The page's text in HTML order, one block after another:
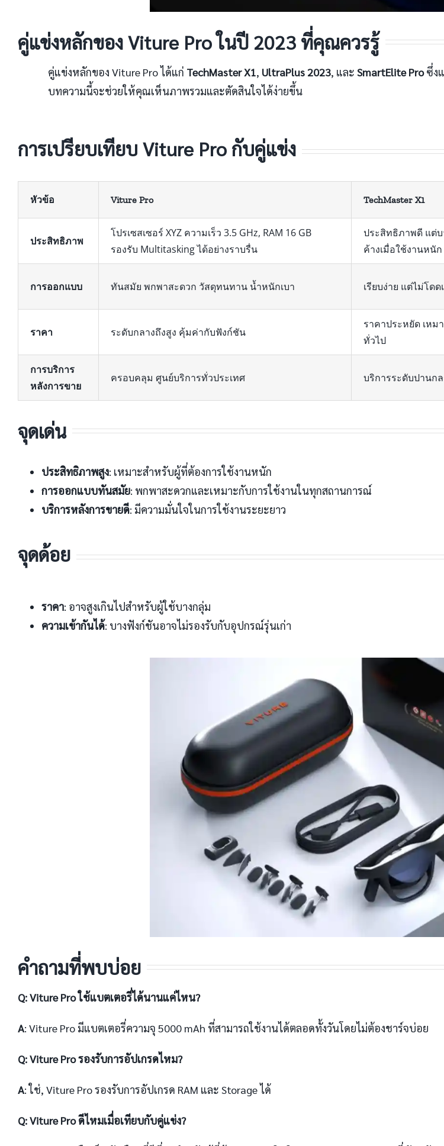
คู่แข่งหลักของ Viture Pro ในปี 2023 ที่คุณควรรู้
คู่แข่งหลักของ Viture Pro ได้แก่ TechMaster X1, UltraPlus 2023, และSmartElite Proซึ่ง
บทความนี้จะช่วยให้คุณเห็นภาพรวมและตัดสินใจได้ง่ายขึ้น
การเปรียบเทียบ Viture Pro กับคู่แข่ง
หัวข้อ Viture Pro TechMaster X1
ประสิทธิภาพ
โปรเซสเซอร์ XYZ ความเร็ว 3.5 GHz, RAM 16 GB
รองรับ Multitasking ได้อย่างราบรื่น
ประสิทธิภาพดี แต่บ
ค้างเมื่อใช้งานหนัก
การออกแบบ ทันสมัย พกพาสะดวก วัสดุทนทาน น้ำหนักเบา เรียบง่าย แต่ไม่โดด
ราคา ระดับกลางถึงสูง คุ้มค่ากับฟังก์ชัน
ราคาประหยัด เหม
ทั่วไป
การบริการ
หลังการขาย
ครอบคลุม ศูนย์บริการทั่วประเทศ บริการระดับปานกล
จุดเด่น
ประสิทธิภาพสูง: เหมาะสำหรับผู้ที่ต้องการใช้งานหนัก
การออกแบบทันสมัย: พกพาสะดวกและเหมาะกับการใช้งานในทุกสถานการณ์
บริการหลังการขายดี: มีความมั่นใจในการใช้งานระยะยาว
จุดด้อย
ราคา: อาจสูงเกินไปสำหรับผู้ใช้บางกลุ่ม
ความเข้ากันได้: บางฟังก์ชันอาจไม่รองรับกับอุปกรณ์รุ่นเก่า
คำถามที่พบบ่อย
Q: Viture Pro ใช้แบตเตอรี่ได้นานแค่ไหน?
A: Viture Pro มีแบตเตอรี่ความจุ 5000 mAh ที่สามารถใช้งานได้ตลอดทั้งวันโดยไม่ต้องชาร์จบ่อย
Q: Viture Pro รองรับการอัปเกรดไหม?
A: ใช่, Viture Pro รองรับการอัปเกรด RAM และ Storage ได้
Q: Viture Pro ดีไหมเมื่อเทียบกับคู่แข่ง?